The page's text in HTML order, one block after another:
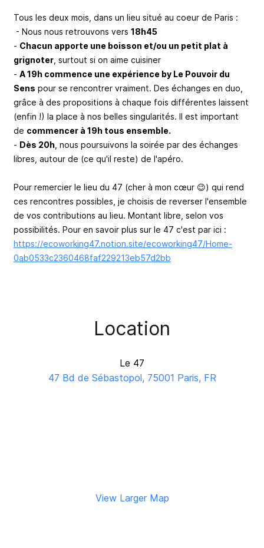
Tous les deux mois, dans un lieu situé au coeur de Paris :
- Nous nous retrouvons vers 18h45
- Chacun apporte une boisson et/ou un petit plat à
grignoter , surtout si on aime cuisiner
- A 19h commence une expérience by Le Pouvoir du
Sens pour se rencontrer vraiment. Des échanges en duo,
grâce à des propositions à chaque fois différentes laissent
(enfin !) la place à nos belles singularités. Il est important
de commencer à 19h tous ensemble.
- Dès 20h , nous poursuivons la soirée par des échanges
libres, autour de (ce qu'il reste) de l'apéro.
Pour remercier le lieu du 47 (cher à mon cœur 😉) qui rend
ces rencontres possibles, je choisis de reverser l'ensemble
de vos contributions au lieu. Montant libre, selon vos
possibilités. Pour en savoir plus sur le 47 c'est par ici :
https://ecoworking47.notion.site/ecoworking47/Home-
0ab0533c2360468faf229213eb57d2bb
Location
Le 47
47 Bd de Sébastopol, 75001 Paris, FR
View Larger Map